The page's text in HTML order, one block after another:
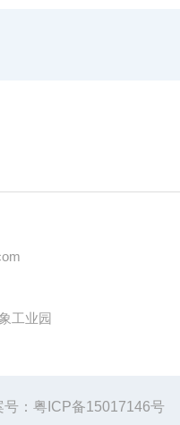
工业园
号：粤ICP备15017146号